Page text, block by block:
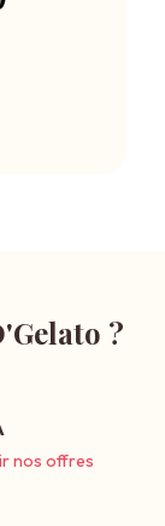
?
nos offres